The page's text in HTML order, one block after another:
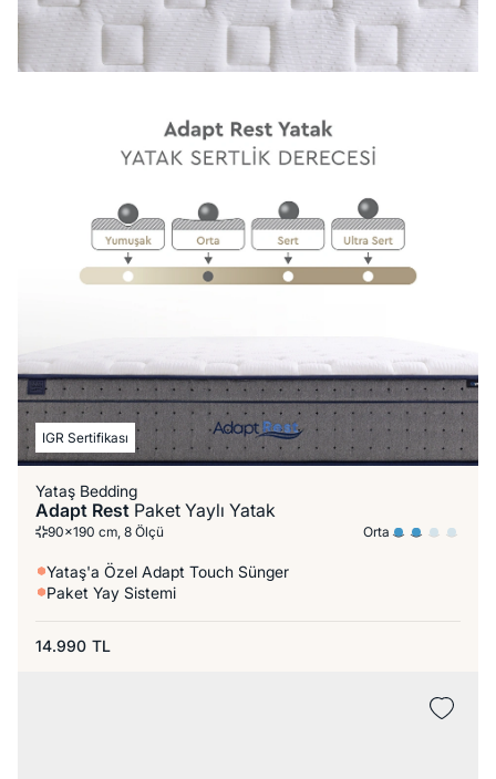
IGR Sertifikası
Yataş Bedding
Adapt Rest Paket Yaylı Yatak
90x190 cm, 8 Ölçü Orta
Yataş'a Özel Adapt Touch Sünger
Paket Yay Sistemi
14.990 TL